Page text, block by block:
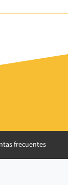
frecuentes